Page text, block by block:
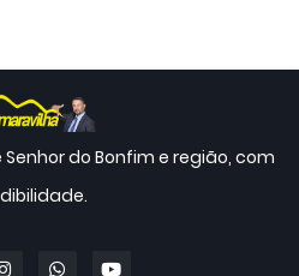
do Bonfim e região, com